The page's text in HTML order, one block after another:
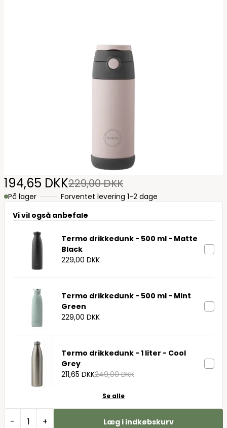
194,65 DKK229,00 DKK
På lager
Forventet levering 1-2 dage
Vi vil også anbefale
Termo drikkedunk - 500 ml - Matte
Black
229,00 DKK
Termo drikkedunk - 500 ml - Mint
Green
229,00 DKK
Termo drikkedunk - 1 liter - Cool
Grey
211,65 DKK249,00 DKK
Se alle
- + Læg i indkøbskurv